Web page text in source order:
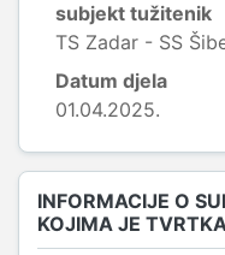
subjekt tužitenik
TS Zadar - SS
Datum djela
01.04.2025.
INFORMACIJE O
KOJIMA JE